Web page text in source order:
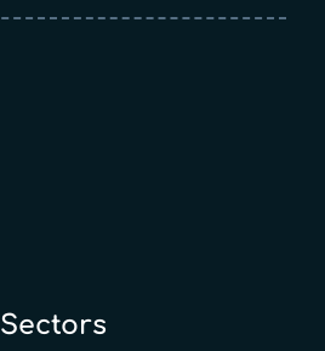
Sectors